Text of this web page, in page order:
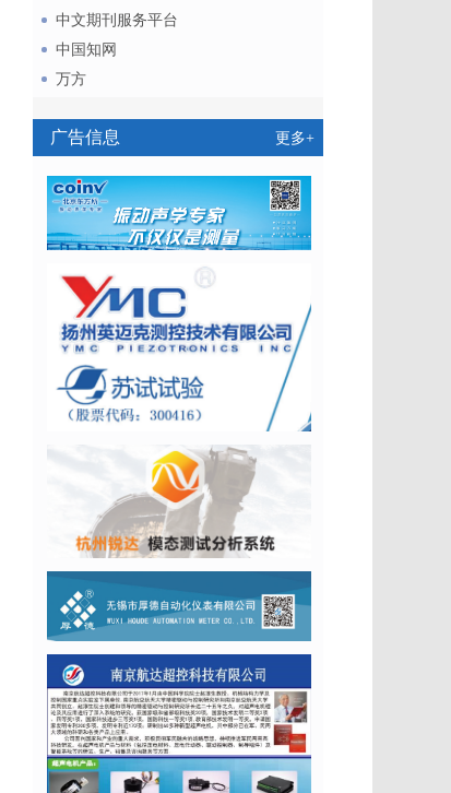
中文期刊服务平台
中国知网
万方
广告信息 更多+